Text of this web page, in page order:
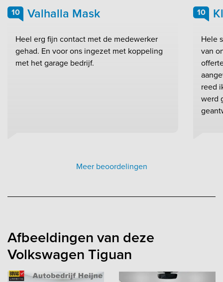
10 Valhalla Mask
Heel erg fijn contact met de medewerker
gehad. En voor ons ingezet met koppeling
met het garage bedrijf.
10
Hele
van
reed
werd
Meer beoordelingen
Afbeeldingen van deze
Volkswagen Tiguan